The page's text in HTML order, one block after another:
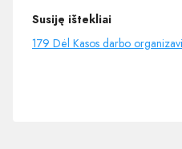
Susiję ištekliai